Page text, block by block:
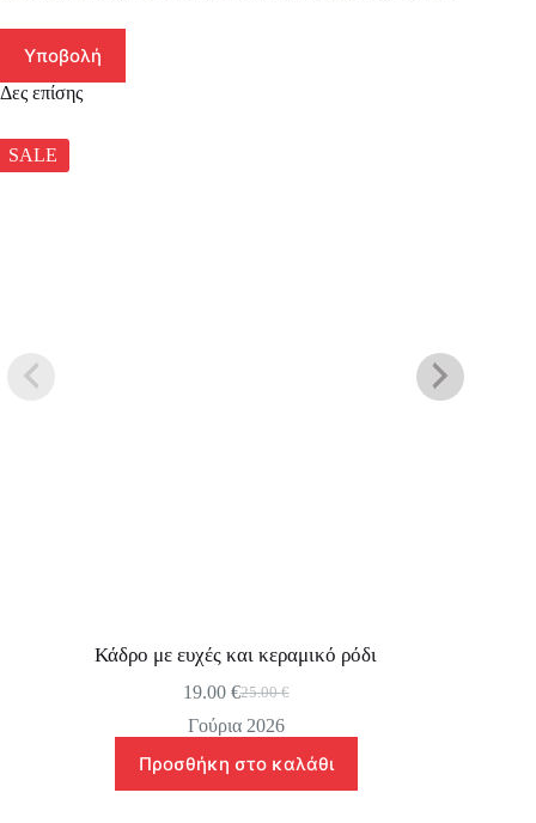
Υποβολή
Δες επίσης
SALE
Κάδρο με ευχές και κεραμικό ρόδι
25.00€
Original
price
25.00 €.
19.00 €Η
τρέχουσα
είναι:
19.00 €.
Γούρια 2026
Προσθήκη στο καλάθι